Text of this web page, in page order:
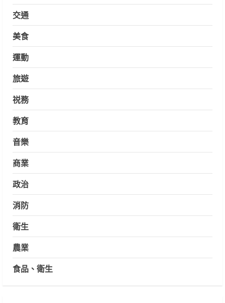
交通
美食
運動
旅遊
祱務
教育
音樂
商業
政治
消防
衛生
農業
食品、衛生